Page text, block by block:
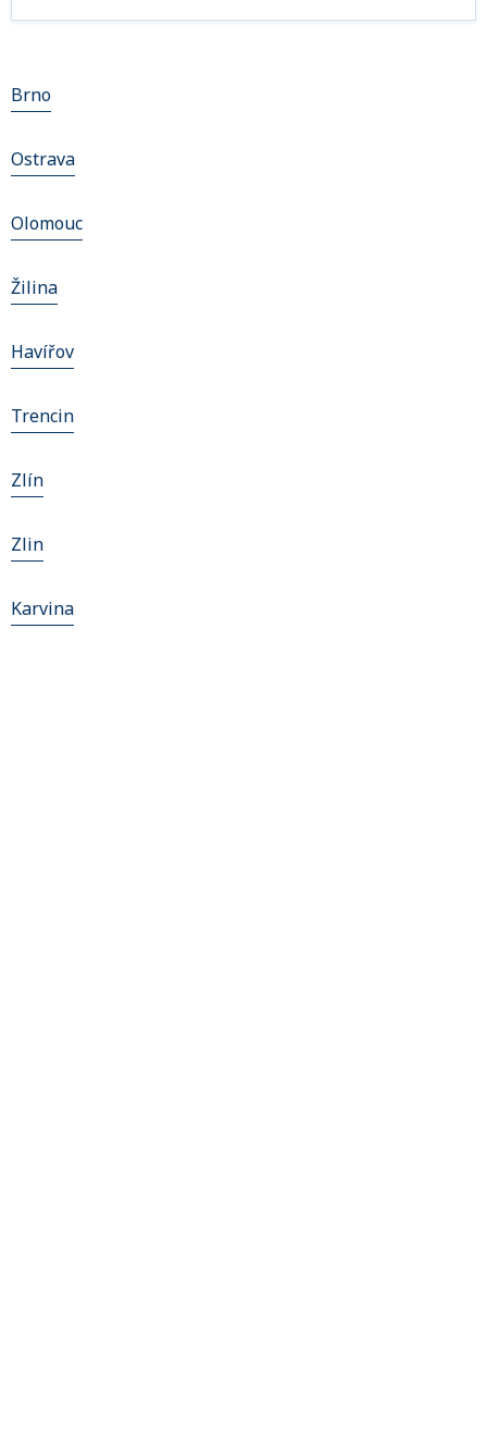
Brno
Ostrava
Olomouc
Žilina
Havířov
Trencin
Zlín
Zlin
Karvina